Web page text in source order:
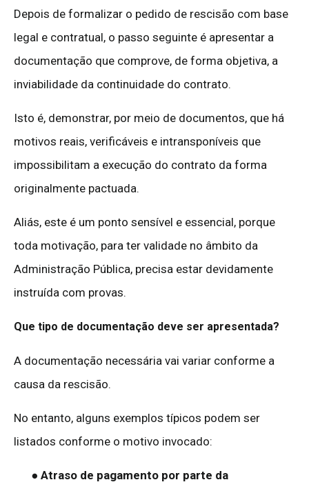
Depois de formalizar o pedido de rescisão com base
legal e contratual, o passo seguinte é apresentar a
documentação que comprove, de forma objetiva, a
inviabilidade da continuidade do contrato.
Isto é, demonstrar, por meio de documentos, que há
motivos reais, verificáveis e intransponíveis que
impossibilitam a execução do contrato da forma
originalmente pactuada.
Aliás, este é um ponto sensível e essencial, porque
toda motivação, para ter validade no âmbito da
Administração Pública, precisa estar devidamente
instruída com provas.
Que tipo de documentação deve ser apresentada?
A documentação necessária vai variar conforme a
causa da rescisão.
No entanto, alguns exemplos típicos podem ser
listados conforme o motivo invocado:
● Atraso de pagamento por parte da